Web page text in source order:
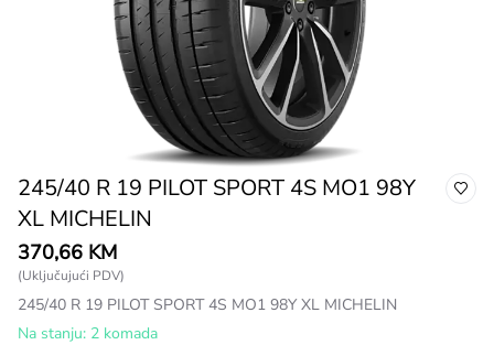
245/40 R 19 PILOT SPORT 4S MO1 98Y
XL MICHELIN
370,66 KM
(Uključujući PDV)
245/40 R 19 PILOT SPORT 4S MO1 98Y XL MICHELIN
Na stanju: 2 komada